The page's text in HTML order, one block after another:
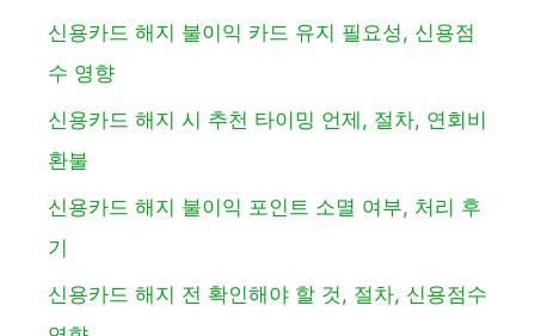
신용카드 해지 불이익 카드 유지 필요성, 신용점
수 영향
신용카드 해지 시 추천 타이밍 언제, 절차, 연회비
환불
신용카드 해지 불이익 포인트 소멸 여부, 처리 후
기
신용카드 해지 전 확인해야 할 것, 절차, 신용점수